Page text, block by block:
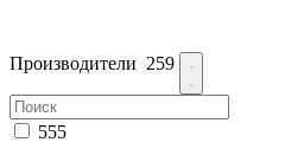
Производители 259
555